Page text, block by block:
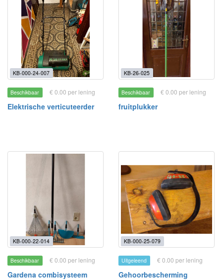
KB-000-24-007
Beschikbaar € 0.00 per lening
Elektrische verticuteerder
KB-26-025
Beschikbaar € 0.00 per lening
fruitplukker
KB-000-22-014
Beschikbaar € 0.00 per lening
Gardena combisysteem
KB-000-25-079
Uitgeleend € 0.00 per lening
Gehoorbescherming